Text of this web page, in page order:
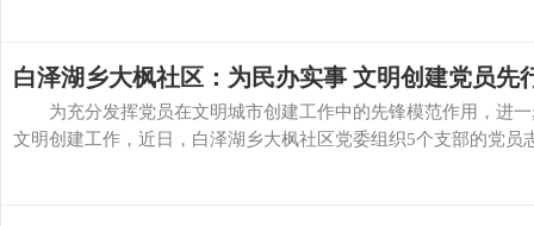
白泽湖乡大枫社区：为民办实事 文明创建党员先
为充分发挥党员在文明城市创建工作中的先锋模范作用，进一
文明创建工作，近日，白泽湖乡大枫社区党委组织5个支部的党